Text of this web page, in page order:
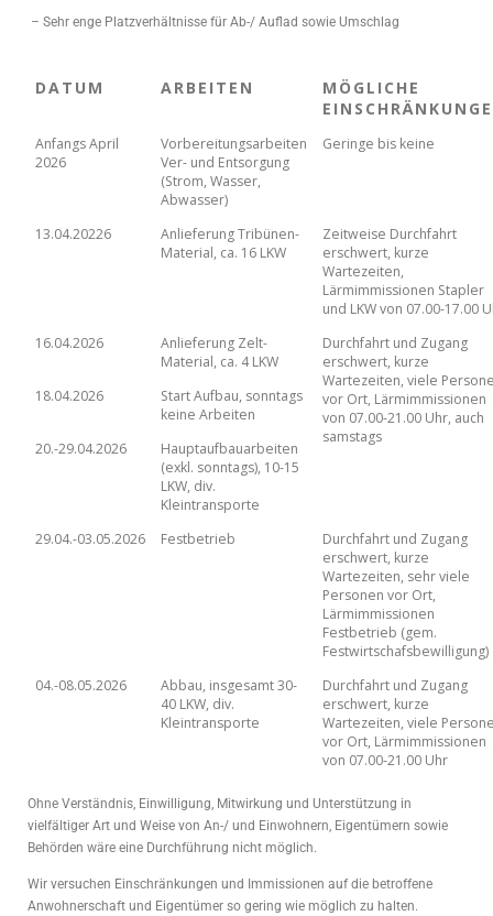
– Sehr enge Platzverhältnisse für Ab-/ Auflad sowie Umschlag
DATUM ARBEITEN
MÖGLICHE
Anfangs April
2026
Vorbereitungsarbeiten
Ver- und Entsorgung
(Strom, Wasser,
Abwasser)
Geringe bis keine
13.04.20226
Anlieferung Tribünen-
Material, ca. 16 LKW
Zeitweise Durchfahrt
erschwert, kurze
Wartezeiten,
Lärmimmissionen Stapler
und LKW von 07.00-17.00
16.04.2026
Anlieferung Zelt-
Material, ca. 4 LKW
Durchfahrt und Zugang
erschwert, kurze
Wartezeiten, viele
vor Ort, Lärmimmissionen
von 07.00-21.00 Uhr, auch
samstags
18.04.2026
Start Aufbau, sonntags
keine Arbeiten
20.-29.04.2026
Hauptaufbauarbeiten
(exkl. sonntags), 10-15
LKW, div.
Kleintransporte
29.04.-03.05.2026
Festbetrieb
Durchfahrt und Zugang
erschwert, kurze
Wartezeiten, sehr viele
Personen vor Ort,
Lärmimmissionen
Festbetrieb (gem.
Festwirtschafsbewilligung)
04.-08.05.2026
Abbau, insgesamt 30-
40 LKW, div.
Kleintransporte
Durchfahrt und Zugang
erschwert, kurze
Wartezeiten, viele
vor Ort, Lärmimmissionen
von 07.00-21.00 Uhr
Ohne Verständnis, Einwilligung, Mitwirkung und Unterstützung in
vielfältiger Art und Weise von An-/ und Einwohnern, Eigentümern sowie
Behörden wäre eine Durchführung nicht möglich.
Wir versuchen Einschränkungen und Immissionen auf die betroffene
Anwohnerschaft und Eigentümer so gering wie möglich zu halten.